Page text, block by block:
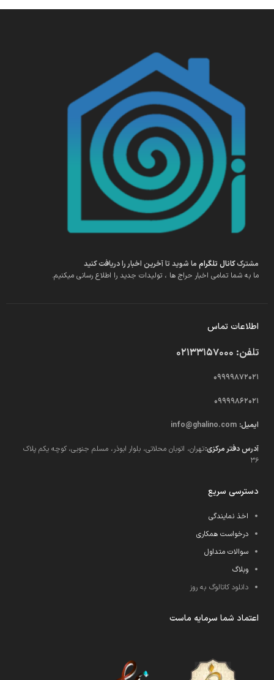
مشترککانال تلگرام ما شوید تا آخرین اخبار را دریافت کنید
ما به شما تمامی اخبار حراج ها ، تولیدات جدید را اطلاع رسانی میکنیم.
اطلاعات تماس
تلفن: 02133157000
09999872021
09999862021
ایمیل: info@ghalino.com
آدرس دفتر مرکزی:تهران، اتوبان محلاتی، بلوار ابوذر، مسلم جنوبی، کوچه یکم پلاک
36
دسترسی سریع
اخذ نمایندگی
درخواست همکاری
سوالات متداول
وبلاگ
دانلود کاتالوگ به روز
اعتماد شما سرمایه ماست